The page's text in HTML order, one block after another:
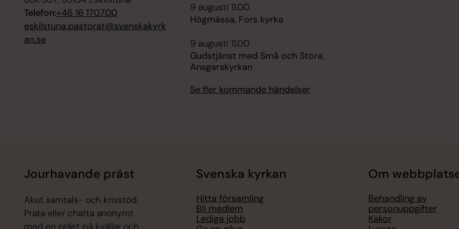
Telefon:+46 16 170700
eskilstuna.pastorat@svenskakyrk
an.se
9 augusti 11.00
Högmässa, Fors kyrka
9 augusti 11.00
Gudstjänst med Små och Stora,
Ansgarskyrkan
Se fler kommande händelser
Jourhavande präst
Akut samtals- och krisstöd.
Prata eller chatta anonymt
Svenska kyrkan
Hitta församling
Bli medlem
Lediga jobb
Om
Behandling av
personuppgifter
Kakor